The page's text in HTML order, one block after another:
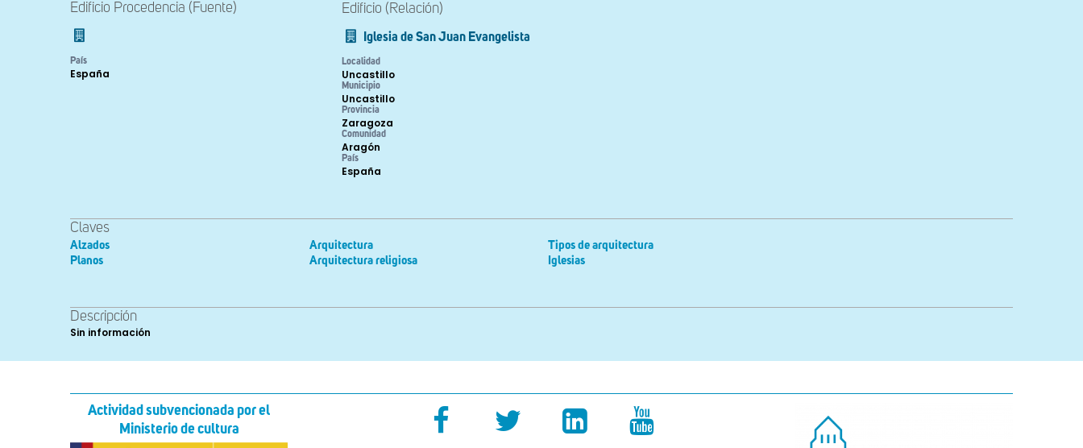
Edificio Procedencia (Fuente)
País
España
Edificio (Relación)
Iglesia de San Juan Evangelista
Localidad
Uncastillo
Municipio
Uncastillo
Provincia
Zaragoza
Comunidad
Aragón
País
España
Claves
Alzados
Planos
Arquitectura
Arquitectura religiosa
Tipos de arquitectura
Iglesias
Descripción
Sin información
Actividad subvencionada por el
Ministerio de cultura